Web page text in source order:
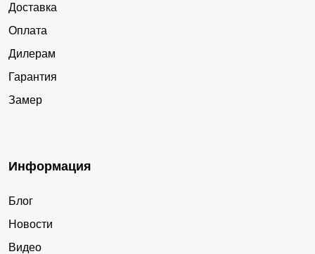
Доставка
Оплата
Дилерам
Гарантия
Замер
Информация
Блог
Новости
Видео